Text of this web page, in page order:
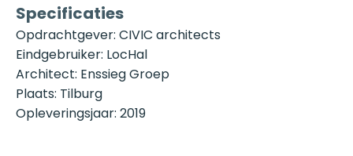
Specificaties
Opdrachtgever: CIVIC architects
Eindgebruiker: LocHal
Architect: Enssieg Groep
Plaats: Tilburg
Opleveringsjaar: 2019